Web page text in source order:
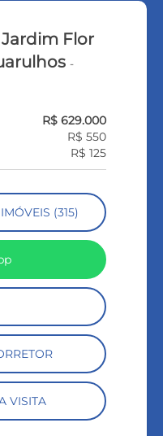
Flor
-
R$ 629.000
R$ 550
R$ 125
(315)
VISITA